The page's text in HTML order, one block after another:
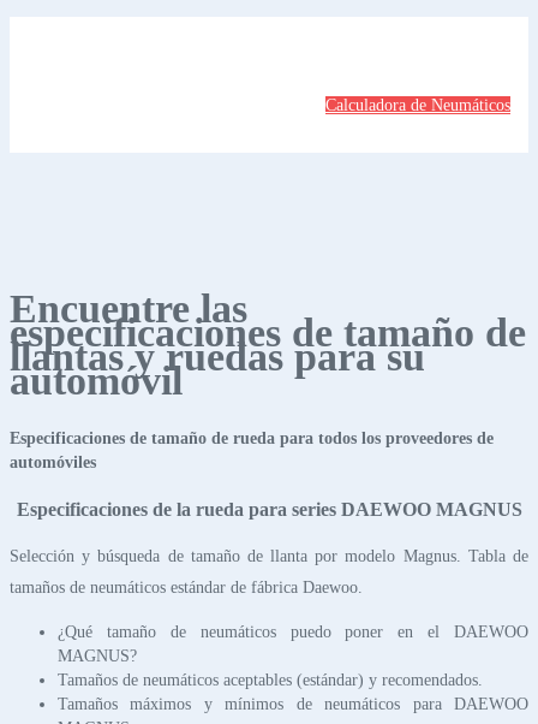
Calculadora de Neumáticos
Encuentre las
especificaciones de tamaño de
llantas y ruedas para su
automóvil
Especificaciones de tamaño de rueda para todos los proveedores de
automóviles
Especificaciones de la rueda para series DAEWOO MAGNUS
Selección y búsqueda de tamaño de llanta por modelo Magnus. Tabla de
tamaños de neumáticos estándar de fábrica Daewoo.
¿Qué tamaño de neumáticos puedo poner en el DAEWOO
MAGNUS?
Tamaños de neumáticos aceptables (estándar) y recomendados.
Tamaños máximos y mínimos de neumáticos para DAEWOO